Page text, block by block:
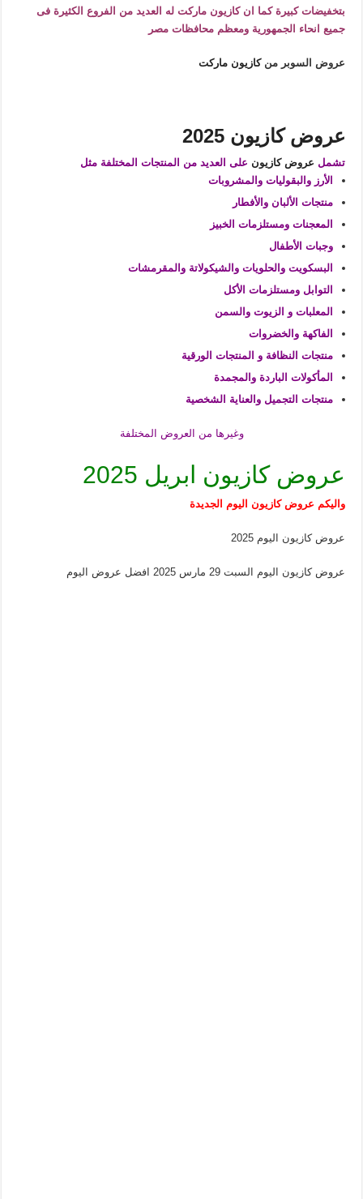
بتخفيضات كبيرة كما ان كازيون ماركت له العديد من الفروع الكثيرة فى
جميع انحاء الجمهورية ومعظم محافظات مصر
عروض السوبر من كازيون ماركت
عروض كازيون 2025
تشمل عروض كازيونعلى العديد من المنتجات المختلفة مثل
الأرز والبقوليات والمشروبات
منتجات الألبان والأفطار
المعجنات ومستلزمات الخبيز
وجبات الأطفال
البسكويت والحلويات والشيكولاتة والمقرمشات
التوابل ومستلزمات الأكل
المعلبات و الزيوت والسمن
الفاكهة والخضروات
منتجات النظافة و المنتجات الورقية
المأكولات الباردة والمجمدة
منتجات التجميل والعناية الشخصية
وغيرها من العروض المختلفة
عروض كازيون ابريل 2025
واليكم عروض كازيون اليوم الجديدة
عروض كازيون اليوم 2025
عروض كازيون اليوم السبت 29 مارس 2025 افضل عروض اليوم